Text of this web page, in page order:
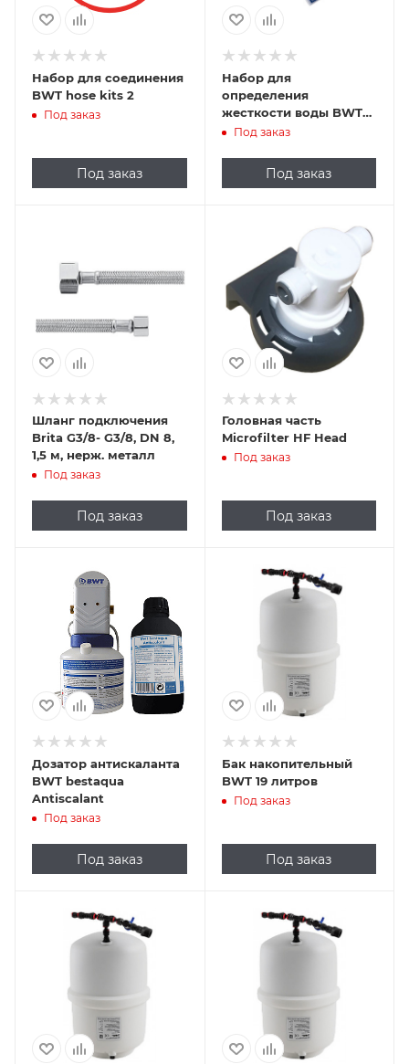
Набор для соединения
BWT hose kits 2
Под заказ
Под заказ
Набор для
определения
жесткости воды BWT
hot drinks test kit
Под заказ
Под заказ
Шланг подключения
Brita G3/8- G3/8, DN 8,
1,5 м, нерж. металл
Под заказ
Под заказ
Головная часть
Microfilter HF Head
Под заказ
Под заказ
Дозатор антискаланта
BWT bestaqua
Antiscalant
Под заказ
Под заказ
Бак накопительный
BWT 19 литров
Под заказ
Под заказ